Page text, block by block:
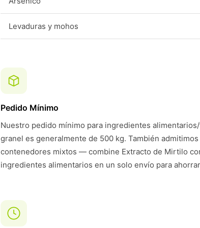
Levaduras y mohos
Pedido Mínimo
Nuestro pedido mínimo para ingredientes
granel es generalmente de 500 kg. También admitimos
contenedores mixtos — combine Extracto de Mirtilo
ingredientes alimentarios en un solo envío para